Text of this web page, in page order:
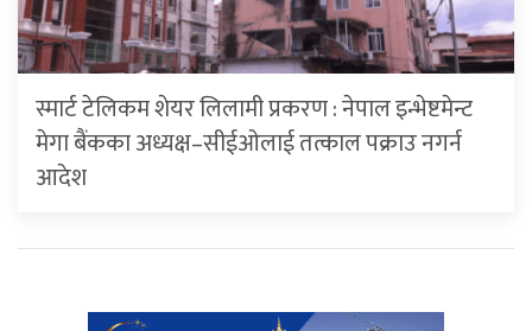
स्मार्ट टेलिकम शेयर लिलामी प्रकरण : नेपाल इन्भेष्टमेन्ट
मेगा बैंकका अध्यक्ष–सीईओलाई तत्काल पक्राउ नगर्न
आदेश